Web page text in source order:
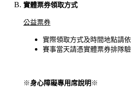
實體票券領取方式
公益票券
實際領取方式及時間地點請
賽事當天請憑實體票券排隊驗
※身心障礙專用席說明 ※